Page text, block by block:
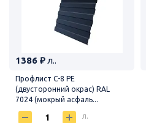
1386 ₽ л..
Профлист С-8 PE
(двусторонний окрас) RAL
7024 (мокрый асфаль...
л.